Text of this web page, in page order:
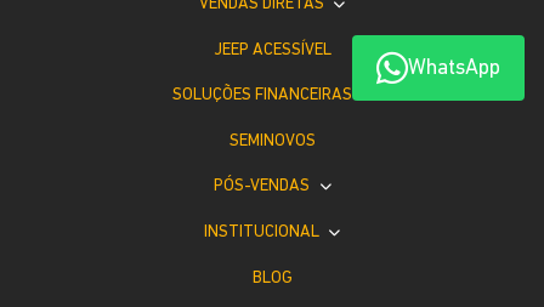
WhatsApp
VENDAS DIRETAS
JEEP ACESSÍVEL
SOLUÇÕES FINANCEIRAS
SEMINOVOS
PÓS-VENDAS
INSTITUCIONAL
BLOG